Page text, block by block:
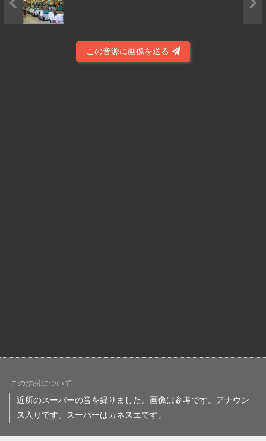
この音源に画像を送る
この作品について
近所のスーパーの音を録りました。画像は参考です。アナウン
ス入りです。スーパーはカネスエです。